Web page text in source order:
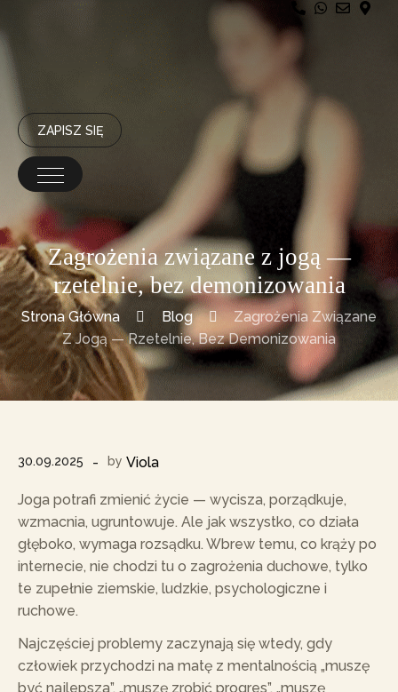
ZAPISZ SIĘ
Zagrożenia związane z jogą —
rzetelnie, bez demonizowania
Strona Główna Blog
Zagrożenia Związane
Z Jogą — Rzetelnie, Bez Demonizowania
30.09.2025 by Viola
Joga potrafi zmienić życie — wycisza, porządkuje,
wzmacnia, ugruntowuje. Ale jak wszystko, co działa
głęboko, wymaga rozsądku. Wbrew temu, co krąży po
internecie, nie chodzi tu o zagrożenia duchowe, tylko
te zupełnie ziemskie, ludzkie, psychologiczne i
ruchowe.
Najczęściej problemy zaczynają się wtedy, gdy
człowiek przychodzi na matę z mentalnością „muszę
być najlepsza”, „muszę zrobić progres”, „muszę